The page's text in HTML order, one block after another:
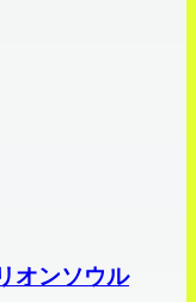
オンソウル